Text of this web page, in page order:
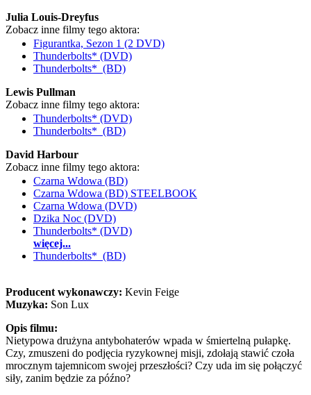
Julia Louis-Dreyfus
Zobacz inne filmy tego aktora:
Figurantka, Sezon 1 (2 DVD)
Thunderbolts* (DVD)
Thunderbolts* (BD)
Lewis Pullman
Zobacz inne filmy tego aktora:
Thunderbolts* (DVD)
Thunderbolts* (BD)
David Harbour
Zobacz inne filmy tego aktora:
Czarna Wdowa (BD)
Czarna Wdowa (BD) STEELBOOK
Czarna Wdowa (DVD)
Dzika Noc (DVD)
Thunderbolts* (DVD)
więcej...
Thunderbolts* (BD)
Producent wykonawczy: Kevin Feige
Muzyka: Son Lux
Opis filmu:
Nietypowa drużyna antybohaterów wpada w śmiertelną pułapkę.
Czy, zmuszeni do podjęcia ryzykownej misji, zdołają stawić czoła
mrocznym tajemnicom swojej przeszłości? Czy uda im się połączyć
siły, zanim będzie za późno?